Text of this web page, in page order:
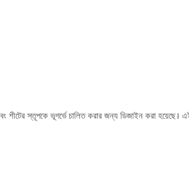
স্তূপকে ভূগর্ভে চালিত করার জন্য ডিজাইন করা হয়েছে। এই